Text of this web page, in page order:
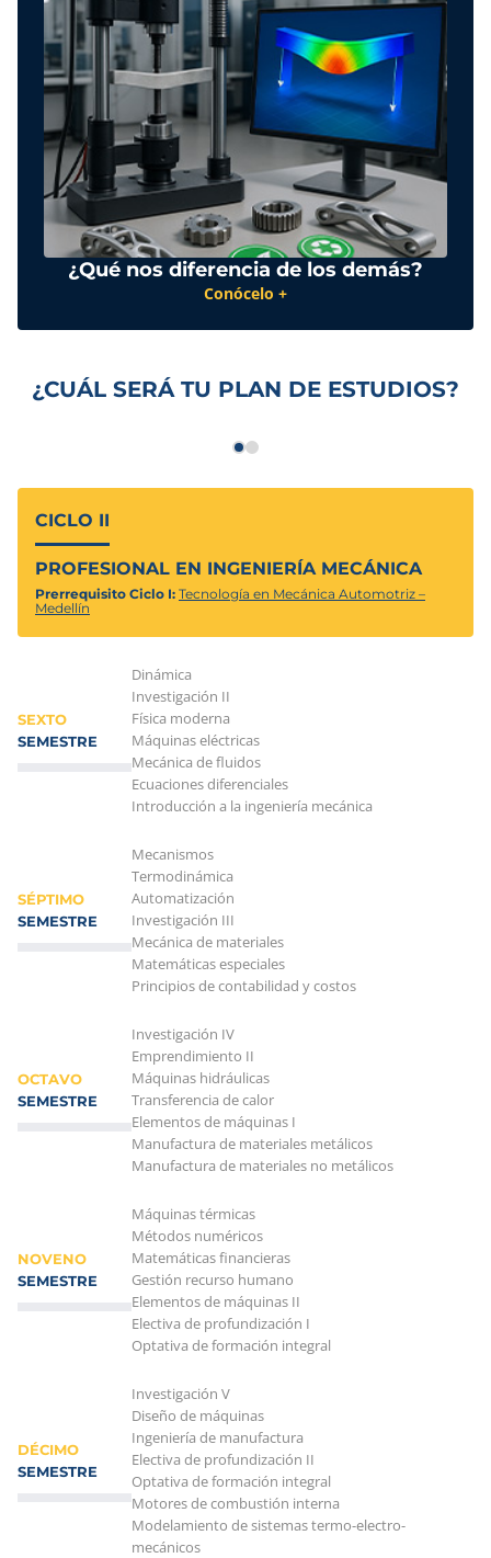
¿Qué nos diferencia de los demás?
Conócelo +
¿CUÁL SERÁ TU PLAN DE ESTUDIOS?
CICLO II
PROFESIONAL EN INGENIERÍA MECÁNICA
Prerrequisito Ciclo I: Tecnología en Mecánica Automotriz –
Medellín
SEXTO
SEMESTRE
Dinámica
Investigación II
Física moderna
Máquinas eléctricas
Mecánica de fluidos
Ecuaciones diferenciales
Introducción a la ingeniería mecánica
SÉPTIMO
SEMESTRE
Mecanismos
Termodinámica
Automatización
Investigación III
Mecánica de materiales
Matemáticas especiales
Principios de contabilidad y costos
OCTAVO
SEMESTRE
Investigación IV
Emprendimiento II
Máquinas hidráulicas
Transferencia de calor
Elementos de máquinas I
Manufactura de materiales metálicos
Manufactura de materiales no metálicos
NOVENO
SEMESTRE
Máquinas térmicas
Métodos numéricos
Matemáticas financieras
Gestión recurso humano
Elementos de máquinas II
Electiva de profundización I
Optativa de formación integral
DÉCIMO
SEMESTRE
Investigación V
Diseño de máquinas
Ingeniería de manufactura
Electiva de profundización II
Optativa de formación integral
Motores de combustión interna
Modelamiento de sistemas termo-electro-
mecánicos